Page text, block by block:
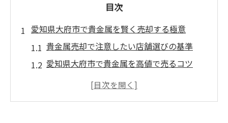
目次
愛知県大府市で貴金属を賢く売却する極意
貴金属売却で注意したい店舗選びの基準
愛知県大府市で貴金属を高値で売るコツ
信頼できる貴金属買取店の見極め方とは